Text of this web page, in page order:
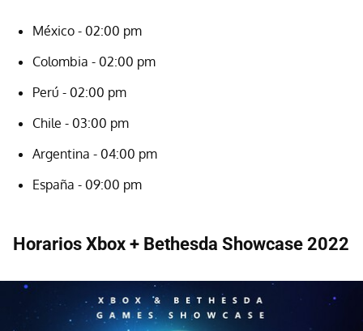
México - 02:00 pm
Colombia - 02:00 pm
Perú - 02:00 pm
Chile - 03:00 pm
Argentina - 04:00 pm
España - 09:00 pm
Horarios Xbox + Bethesda Showcase 2022